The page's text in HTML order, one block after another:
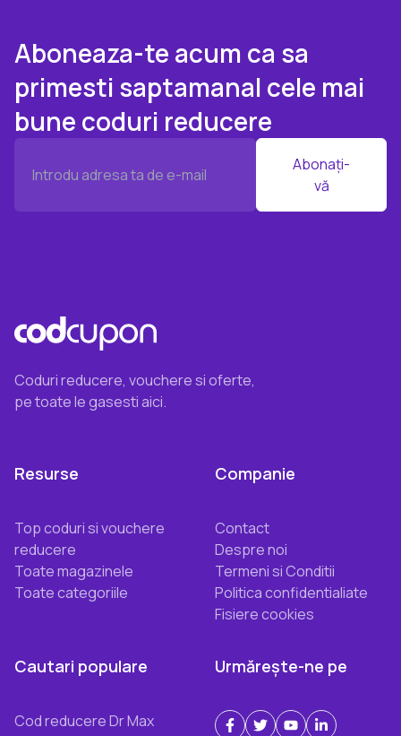
Aboneaza-te acum ca sa
primesti saptamanal cele mai
bune coduri reducere
Abonați-
vă
Coduri reducere, vouchere si oferte,
pe toate le gasesti aici.
Resurse
Top coduri si vouchere
reducere
Toate magazinele
Toate categoriile
Companie
Contact
Despre noi
Termeni si Conditii
Politica confidentialiate
Fisiere cookies
Cautari populare
Cod reducere Dr Max
Urmărește-ne pe